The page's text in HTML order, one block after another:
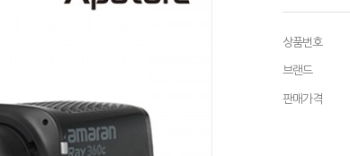
상품번호
브랜드
판매가격